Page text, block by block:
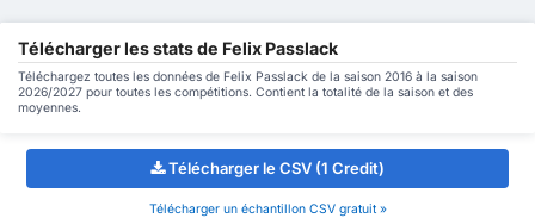
Télécharger les stats de Felix Passlack
Téléchargez toutes les données de Felix Passlack de la saison 2016 à la saison
2026/2027 pour toutes les compétitions. Contient la totalité de la saison et des
moyennes.
Télécharger le CSV (1 Credit)
Télécharger un échantillon CSV gratuit »